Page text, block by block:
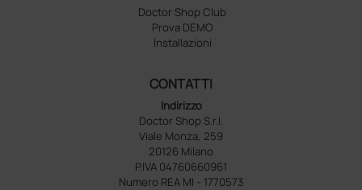
Doctor Shop Club
Prova DEMO
Installazioni
CONTATTI
Indirizzo
Doctor Shop S.r.l.
Viale Monza, 259
20126 Milano
P.IVA 04760660961
Numero REA MI - 1770573